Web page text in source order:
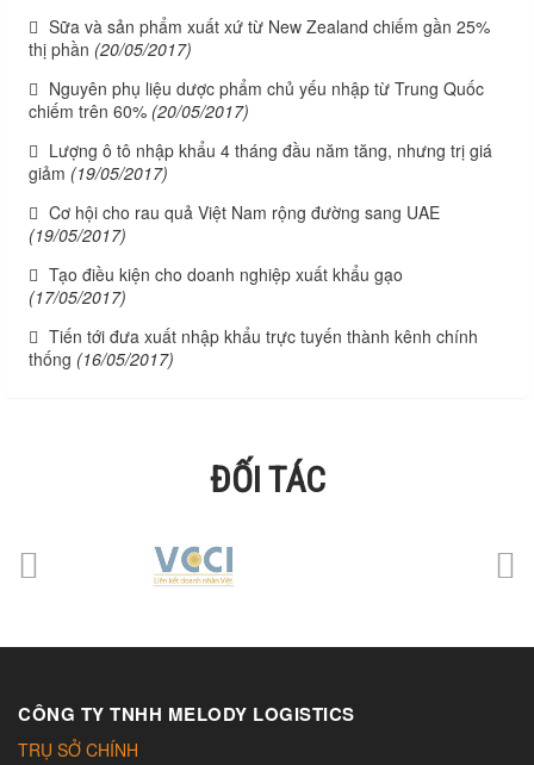
Sữa và sản phẩm xuất xứ từ New Zealand chiếm gần 25%
thị phần (20/05/2017)
Nguyên phụ liệu dược phẩm chủ yếu nhập từ Trung Quốc
chiếm trên 60% (20/05/2017)
Lượng ô tô nhập khẩu 4 tháng đầu năm tăng, nhưng trị giá
giảm (19/05/2017)
Cơ hội cho rau quả Việt Nam rộng đường sang UAE
(19/05/2017)
Tạo điều kiện cho doanh nghiệp xuất khẩu gạo
(17/05/2017)
Tiến tới đưa xuất nhập khẩu trực tuyến thành kênh chính
thống (16/05/2017)
ĐỐI TÁC
CÔNG TY TNHH MELODY LOGISTICS
TRỤ SỞ CHÍNH